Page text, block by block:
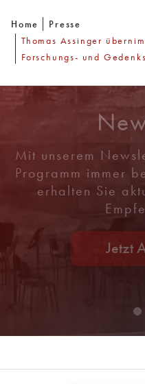
Home
Presse
Thomas Assinger
Forschungs- und
Mit unserem
Programm immer
erhalten Sie
Jetzt